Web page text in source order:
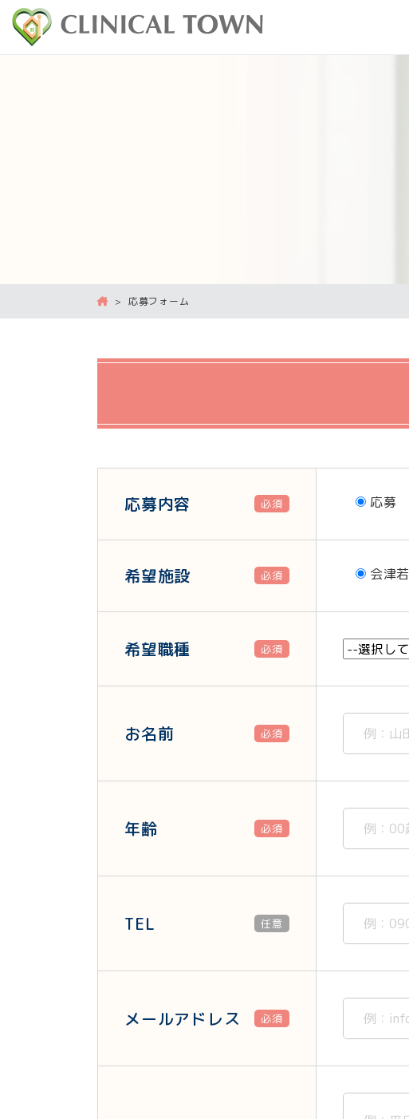
> 応募フォーム
応募内容 必須 応募
希望施設 必須 会津
希望職種 必須
お名前 必須
年齢 必須
TEL 任意
メールアドレス 必須